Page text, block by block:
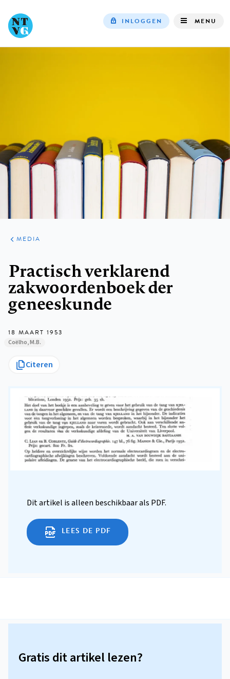
INLOGGEN MENU
Kruimelpad
MEDIA
Practisch verklarend
zakwoordenboek der
geneeskunde
18 MAART 1953
Coëlho, M.B.
Citeren
Dit artikel is alleen beschikbaar als PDF.
LEES DE PDF
Gratis dit artikel lezen?